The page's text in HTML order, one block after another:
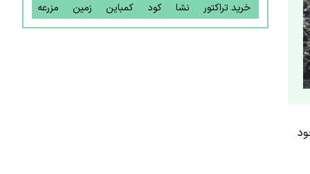
خرید تراکتور نشا کود کمباین زمین مزرعه